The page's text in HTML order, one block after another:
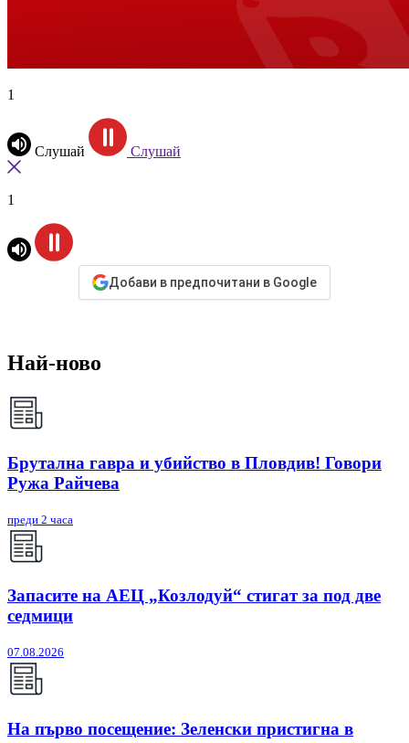
1
Слушай Слушай
1
Добави в предпочитани в Google
Най-ново
Брутална гавра и убийство в Пловдив! Говори
Ружа Райчева
преди 2 часа
Запасите на АЕЦ „Козлодуй“ стигат за под две
седмици
07.08.2026
На първо посещение: Зеленски пристигна в